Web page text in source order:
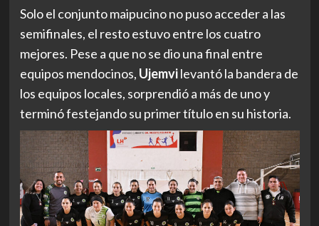
Solo el conjunto maipucino no puso acceder a las
semifinales, el resto estuvo entre los cuatro
mejores. Pese a que no se dio una final entre
equipos mendocinos, Ujemvilevantó la bandera de
los equipos locales, sorprendió a más de uno y
terminó festejando su primer título en su historia.